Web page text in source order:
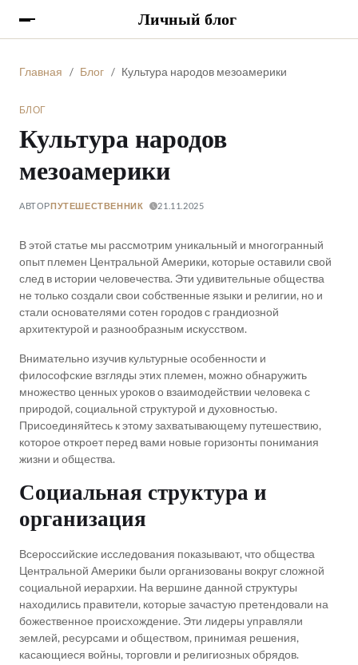
Личный блог
Главная Блог Культура народов мезоамерики
БЛОГ
Культура народов
мезоамерики
АВТОРПУТЕШЕСТВЕННИК 21.11.2025
В этой статье мы рассмотрим уникальный и многогранный
опыт племен Центральной Америки, которые оставили свой
след в истории человечества. Эти удивительные общества
не только создали свои собственные языки и религии, но и
стали основателями сотен городов с грандиозной
архитектурой и разнообразным искусством.
Внимательно изучив культурные особенности и
философские взгляды этих племен, можно обнаружить
множество ценных уроков о взаимодействии человека с
природой, социальной структурой и духовностью.
Присоединяйтесь к этому захватывающему путешествию,
которое откроет перед вами новые горизонты понимания
жизни и общества.
Социальная структура и
организация
Всероссийские исследования показывают, что общества
Центральной Америки были организованы вокруг сложной
социальной иерархии. На вершине данной структуры
находились правители, которые зачастую претендовали на
божественное происхождение. Эти лидеры управляли
землей, ресурсами и обществом, принимая решения,
касающиеся войны, торговли и религиозных обрядов.